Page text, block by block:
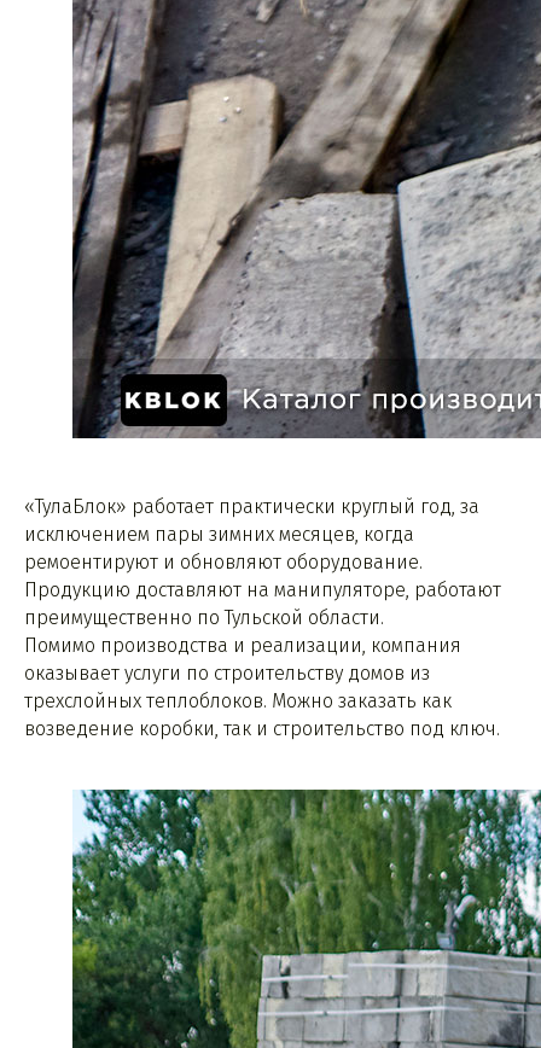
«ТулаБлок» работает практически круглый год, за
исключением пары зимних месяцев, когда
ремоентируют и обновляют оборудование.
Продукцию доставляют на манипуляторе, работают
преимущественно по Тульской области.
Помимо производства и реализации, компания
оказывает услуги по строительству домов из
трехслойных теплоблоков. Можно заказать как
возведение коробки, так и строительство под ключ.